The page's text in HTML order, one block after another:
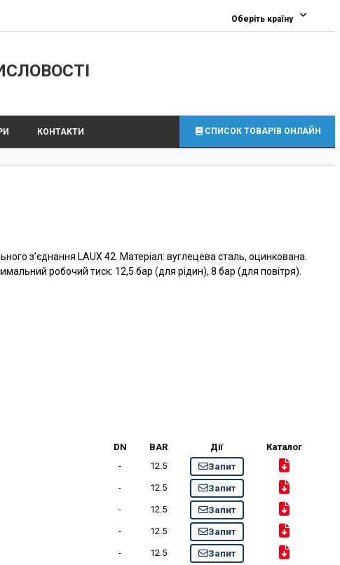
Оберіть країну
КОНТАКТИ СПИСОК ТОВАРІВ ОНЛАЙН
з’єднання LAUX 42. Матеріал: вуглецева сталь, оцинкована.
робочий тиск: 12,5 бар (для рідин), 8 бар (для повітря).
DN BAR Дії
Каталог
- 12.5
Запит
- 12.5
Запит
- 12.5
Запит
- 12.5
Запит
- 12.5
Запит